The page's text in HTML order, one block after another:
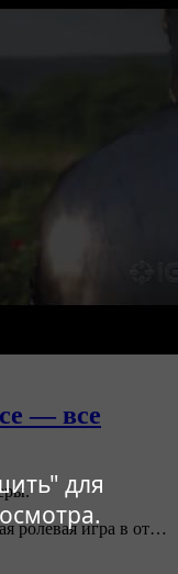
для
— все
ролевая игра в от…